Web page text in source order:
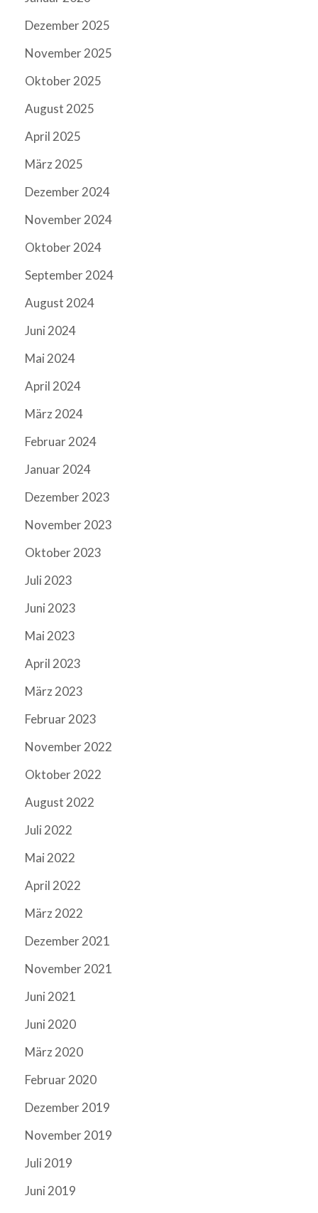
Dezember 2025
November 2025
Oktober 2025
August 2025
April 2025
März 2025
Dezember 2024
November 2024
Oktober 2024
September 2024
August 2024
Juni 2024
Mai 2024
April 2024
März 2024
Februar 2024
Januar 2024
Dezember 2023
November 2023
Oktober 2023
Juli 2023
Juni 2023
Mai 2023
April 2023
März 2023
Februar 2023
November 2022
Oktober 2022
August 2022
Juli 2022
Mai 2022
April 2022
März 2022
Dezember 2021
November 2021
Juni 2021
Juni 2020
März 2020
Februar 2020
Dezember 2019
November 2019
Juli 2019
Juni 2019